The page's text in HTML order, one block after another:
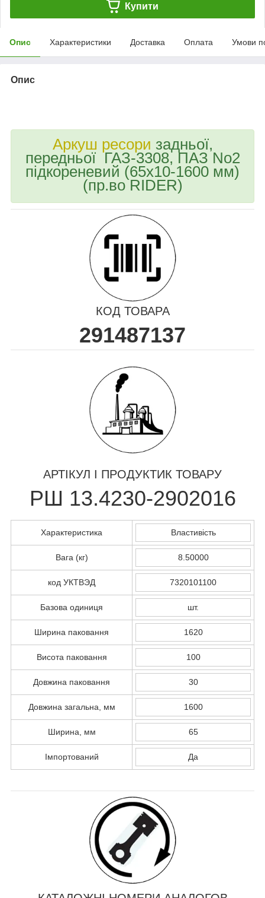
Купити
Опис Характеристики Доставка Оплата Умови
Опис
Аркуш ресори задньої,
передньої ГАЗ-3308, ПАЗ No2
підкореневий (65х10-1600 мм)
(пр.во RIDER)
КОД ТОВАРА
291487137
АРТІКУЛ І ПРОДУКТИК ТОВАРУ
РШ 13.4230-2902016
Характеристика Властивість
Вага (кг) 8.50000
код УКТВЭД 7320101100
Базова одиниця шт.
Ширина паковання 1620
Висота паковання 100
Довжина паковання 30
Довжина загальна, мм 1600
Ширина, мм 65
Імпортований Да